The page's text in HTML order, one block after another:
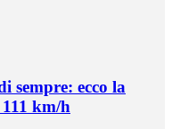
sempre: ecco la
km/h